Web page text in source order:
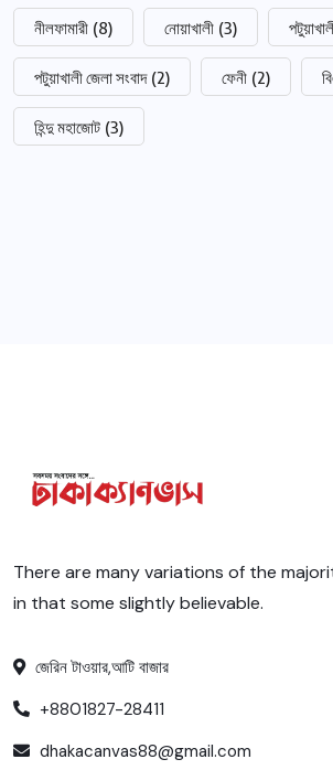
নীলফামারী (8) নোয়াখালী (3)
পটুয়াখালী জেলা সংবাদ (2) ফেনী (2)
হিন্দু মহাজোট (3)
There are many variations of the
in that some slightly believable.
জেরিন টাওয়ার,আটি বাজার
+8801827-28411
dhakacanvas88@gmail.com